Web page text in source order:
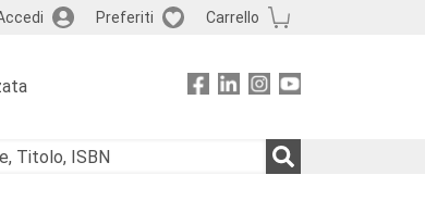
Preferiti Carrello